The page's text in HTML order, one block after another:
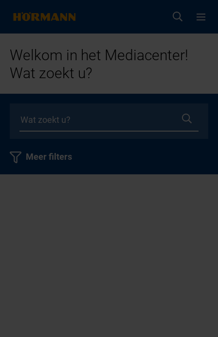
Welkom in het Mediacenter!
Wat zoekt u?
Meer filters